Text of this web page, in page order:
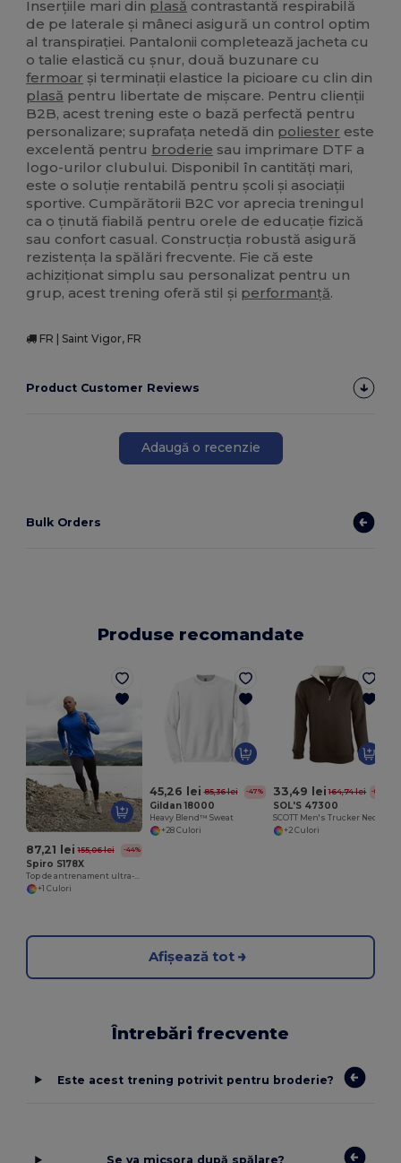
Inserțiile mari din plasă contrastantă respirabilă
de pe laterale și mâneci asigură un control optim
al transpirației. Pantalonii completează jacheta cu
o talie elastică cu șnur, două buzunare cu
fermoar și terminații elastice la picioare cu clin din
plasă pentru libertate de mișcare. Pentru clienții
B2B, acest trening este o bază perfectă pentru
personalizare; suprafața netedă din poliester este
excelentă pentru broderie sau imprimare DTF a
logo-urilor clubului. Disponibil în cantități mari,
este o soluție rentabilă pentru școli și asociații
sportive. Cumpărătorii B2C vor aprecia treningul
ca o ținută fiabilă pentru orele de educație fizică
sau confort casual. Construcția robustă asigură
rezistența la spălări frecvente. Fie că este
achiziționat simplu sau personalizat pentru un
grup, acest trening oferă stil și performanță.
FR | Saint Vigor, FR
Product Customer Reviews
Adaugă o recenzie
Bulk Orders
Produse recomandate
87,21 lei 155,06 lei -44%
Spiro S178X
+1 Culori
45,26 lei 85,36 lei -47%
Gildan 18000
Heavy Blend™ Sweat
+28 Culori
33,49 lei 164,74 lei -80%
SOL'S 47300
+2 Culori
Afișează tot
Întrebări frecvente
Este acest trening potrivit pentru broderie?
Se va micșora după spălare?